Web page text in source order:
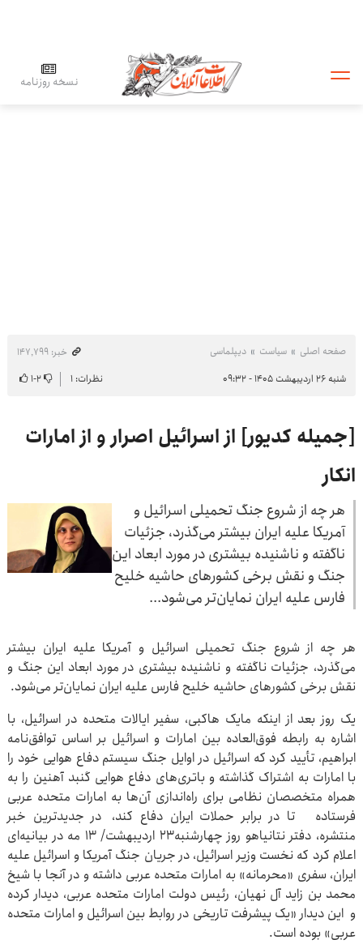
نسخه روزنامه
صفحه اصلی سیاست دیپلماسی
خبر: ۱۴۷٬۷۹۹
شنبه ۲۶ اردیبهشت ۱۴۰۵ - ۰۹:۳۲
نظرات: ۱ ۲-۱
[جمیله کدیور] از اسرائیل اصرار و از امارات
انکار
هر چه از شروع جنگ تحمیلی اسرائیل و
آمریکا علیه ایران بیشتر می‌گذرد، جزئیات
ناگفته و ناشنیده بیشتری در مورد ابعاد این
جنگ و نقش برخی کشورهای حاشیه خلیح
فارس علیه ایران نمایان‌تر می‌شود...
هر چه از شروع جنگ تحمیلی اسرائیل و آمریکا علیه ایران بیشتر
می‌گذرد، جزئیات ناگفته و ناشنیده بیشتری در مورد ابعاد این جنگ و
نقش برخی کشورهای حاشیه خلیح فارس علیه ایران نمایان‌تر می‌شود.
یک روز بعد از اینکه مایک هاکبی، سفیر ایالات متحده در اسرائیل، با
اشاره به رابطه فوق‌العاده بین امارات و اسرائیل بر اساس توافق‌نامه
ابراهیم، تأیید کرد که اسرائیل در اوایل جنگ سیستم دفاع هوایی خود را
با امارات به اشتراک گذاشته و باتری‌های دفاع هوایی گنبد آهنین را به
همراه متخصصان نظامی برای راه‌اندازی آن‌ها به امارات متحده عربی
فرستاده تا در برابر حملات ایران دفاع کند، در جدیدترین خبر
منتشره، دفتر نتانیاهو روز چهارشنبه۲۳ اردیبهشت/ ۱۳ مه در بیانیه‌ای
اعلام کرد که نخست وزیر اسرائیل، در جریان جنگ آمریکا و اسرائیل علیه
ایران، سفری «محرمانه» به امارات متحده عربی داشته و در آنجا با شیخ
محمد بن زاید آل نهیان، رئیس دولت امارات متحده عربی، دیدار کرده
و این دیدار «یک پیشرفت تاریخی در روابط بین اسرائیل و امارات متحده
عربی» بوده است.